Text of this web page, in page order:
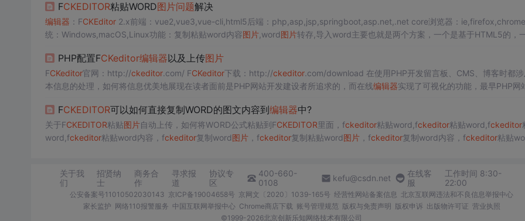
FCKEDITOR粘贴WORD图片问题解决
编辑器 ：FCKEditor2.x前端：vue2,vue3,vue-cli,html5后端：php,asp,jsp,springboot,asp.net,.net core浏览器：
统：Windows,macOS,Linux功能：复制粘贴word内容图片,word图片转存,导入word主要也就是两个方案，一个是基于HTML5的，
PHP配置FCKeditor编辑器以及上传图片
FCKeditor官网：http://ckeditor.com/ FCKeditor下载：http://ckeditor.com/download 在使用PHP开发留言板、CMS、博客时都
本信息的处理，如何将信息优美地展现在读者面前是PHP网站开发建设者所追求的，而在线编辑器实现了可视化的功能，最早PHP网
PHP环境中安装配置与使用方法说明。开启Fckeditor上
FCKEDITOR可以如何直接复制WORD的图文内容到编辑器中?
关于FCKEDITOR粘贴图片自动上传，如何将WORD公式粘贴到FCKEDITOR里面，fckeditor粘贴word,fckeditor粘贴word,fckeditor
word,fckeditor粘贴word内容，fckeditor复制word图片，fckeditor复制粘贴word图片，fckeditor复制word内容，fckeditor粘贴
关于我
们
招贤纳
士
商务合
作
寻求报
道
协议专
区
400-660-
0108
kefu@csdn.net
在线客
服
工作时间 8:30-
22:00
公安备案号11010502030143 京ICP备19004658号 京网文〔2020〕1039-165号 经营性网站备案信息 北京互联网违法和不良信息举报中心
家长监护 网络110报警服务 中国互联网举报中心 Chrome商店下载 账号管理规范 版权与免责声明 版权申诉 出版物许可证 营业执照
©1999-2026北京创新乐知网络技术有限公司